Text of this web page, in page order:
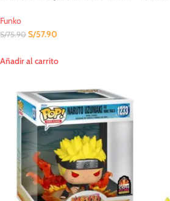
Funko
S/75.90 S/57.90
Añadir al carrito